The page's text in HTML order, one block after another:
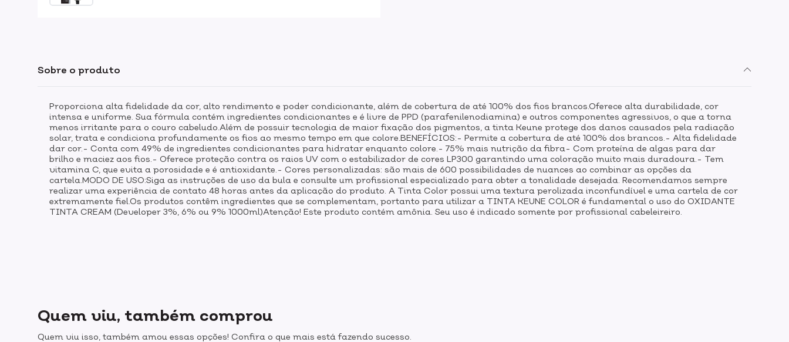
Sobre o produto
Proporciona alta fidelidade da cor, alto rendimento e poder condicionante, além de cobertura de até 100% dos fios brancos.Oferece alta durabilidade, cor
intensa e uniforme. Sua fórmula contém ingredientes condicionantes e é livre de PPD (parafenilenodiamina) e outros componentes agressivos, o que a torna
menos irritante para o couro cabeludo.Além de possuir tecnologia de maior fixação dos pigmentos, a tinta Keune protege dos danos causados pela radiação
solar, trata e condiciona profundamente os fios ao mesmo tempo em que colore.BENEFÍCIOS:- Permite a cobertura de até 100% dos brancos.- Alta fidelidade
dar cor.- Conta com 49% de ingredientes condicionantes para hidratar enquanto colore.- 75% mais nutrição da fibra- Com proteína de algas para dar
brilho e maciez aos fios.- Oferece proteção contra os raios UV com o estabilizador de cores LP300 garantindo uma coloração muito mais duradoura.- Tem
vitamina C, que evita a porosidade e é antioxidante.- Cores personalizadas: são mais de 600 possibilidades de nuances ao combinar as opções da
cartela.MODO DE USO:Siga as instruções de uso da bula e consulte um profissional especializado para obter a tonalidade desejada. Recomendamos sempre
realizar uma experiência de contato 48 horas antes da aplicação do produto. A Tinta Color possui uma textura perolizada inconfundível e uma cartela de cor
extremamente fiel.Os produtos contêm ingredientes que se complementam, portanto para utilizar a TINTA KEUNE COLOR é fundamental o uso do OXIDANTE
TINTA CREAM (Developer 3%, 6% ou 9% 1000ml)Atenção! Este produto contém amônia. Seu uso é indicado somente por profissional cabeleireiro.
Quem viu, também comprou
Quem viu isso, também amou essas opções! Confira o que mais está fazendo sucesso.